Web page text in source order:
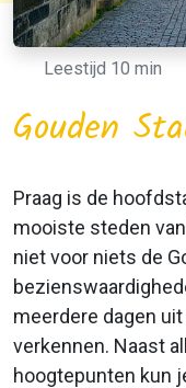
Leestijd 10 min
Gouden
Praag is de
mooiste steden
niet voor niets de
meerdere dagen
verkennen. Naast
hoogtepunten kun